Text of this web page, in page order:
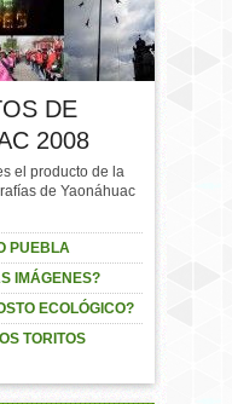
DE
2008
el producto de la
de Yaonáhuac
PUEBLA
IMÁGENES?
ECOLÓGICO?
TORITOS